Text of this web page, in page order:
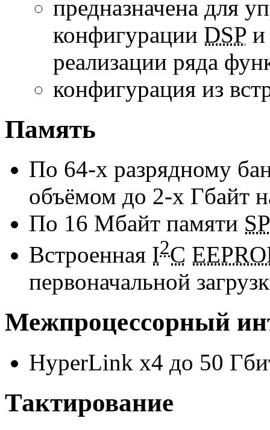
предназначена для
конфигурации DSP и
реализации ряда
конфигурация из
Память
По 64-х разрядному
объёмом до 2-х Гбайт
По 16 Мбайт памяти
Встроенная I2C
первоначальной
Межпроцессорный
HyperLink x4 до 50
Тактирование